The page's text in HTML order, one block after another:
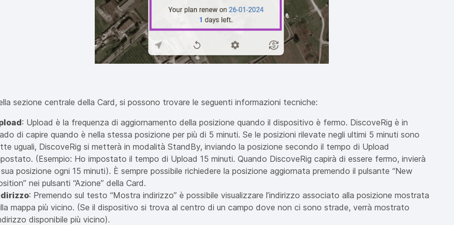
sezione centrale della Card, si possono trovare le seguenti informazioni tecniche:
: Upload è la frequenza di aggiornamento della posizione quando il dispositivo è fermo. DiscoveRig è in
di capire quando è nella stessa posizione per più di 5 minuti. Se le posizioni rilevate negli ultimi 5 minuti sono
uguali, DiscoveRig si metterà in modalità StandBy, inviando la posizione secondo il tempo di Upload
(Esempio: Ho impostato il tempo di Upload 15 minuti. Quando DiscoveRig capirà di essere fermo, invierà
posizione ogni 15 minuti). È sempre possibile richiedere la posizione aggiornata premendo il pulsante “New
nei pulsanti “Azione” della Card.
: Premendo sul testo “Mostra indirizzo” è possibile visualizzare l’indirizzo associato alla posizione mostrata
mappa più vicino. (Se il dispositivo si trova al centro di un campo dove non ci sono strade, verrà mostrato
disponibile più vicino).